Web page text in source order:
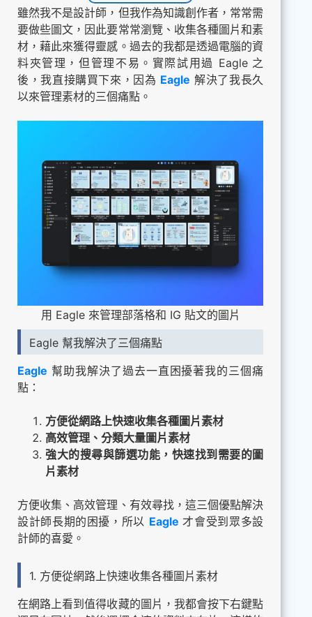
雖然我不是設計師，但我作為知識創作者，常常需
要做些圖文，因此要常常瀏覽、收集各種圖片和素
材，藉此來獲得靈感。過去的我都是透過電腦的資
料夾管理，但管理不易。實際試用過 Eagle 之
後，我直接購買下來，因為 Eagle 解決了我長久
以來管理素材的三個痛點。
用 Eagle 來管理部落格和 IG 貼文的圖片
Eagle 幫我解決了三個痛點
Eagle 幫助我解決了過去一直困擾著我的三個痛
點：
方便從網路上快速收集各種圖片素材
高效管理、分類大量圖片素材
強大的搜尋與篩選功能，快速找到需要的圖
片素材
方便收集、高效管理、有效尋找，這三個優點解決
設計師長期的困擾，所以 Eagle 才會受到眾多設
計師的喜愛。
1. 方便從網路上快速收集各種圖片素材
在網路上看到值得收藏的圖片，我都會按下右鍵點